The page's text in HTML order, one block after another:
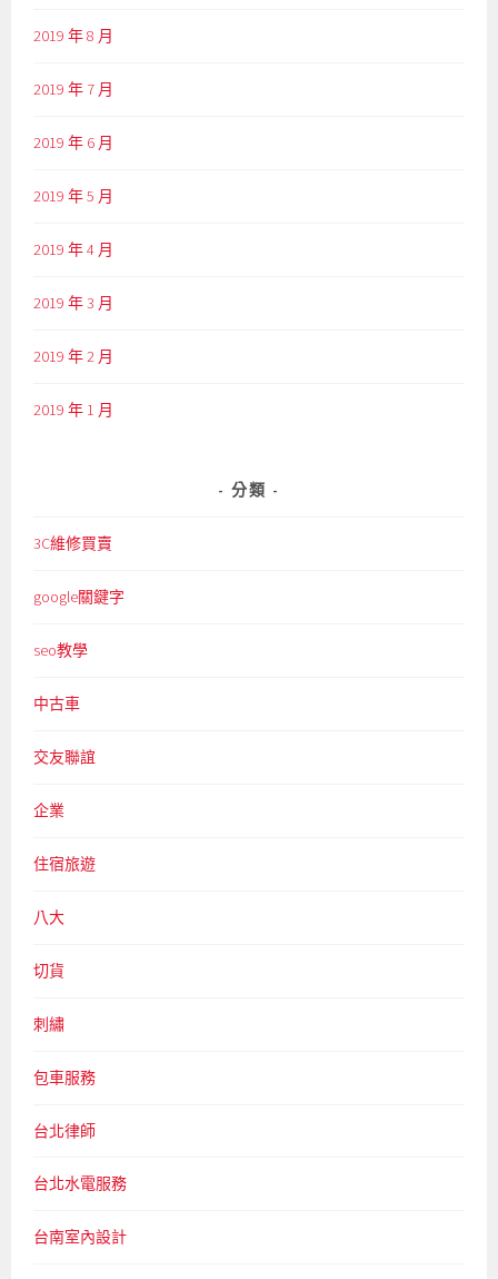
2019 年 8 月
2019 年 7 月
2019 年 6 月
2019 年 5 月
2019 年 4 月
2019 年 3 月
2019 年 2 月
2019 年 1 月
分類
3C維修買賣
google關鍵字
seo教學
中古車
交友聯誼
企業
住宿旅遊
八大
切貨
刺繡
包車服務
台北律師
台北水電服務
台南室內設計